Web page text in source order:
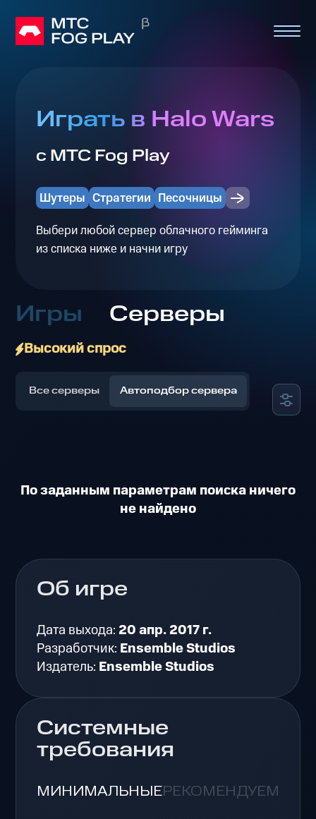
Играть в Halo Wars
с МТС Fog Play
Шутеры Стратегии Песочницы
Выбери любой сервер облачного гейминга
из списка ниже и начни игру
Игры Серверы
Высокий спрос
Все серверы Автоподбор сервера
По заданным параметрам поиска ничего
не найдено
Об игре
Дата выхода: 20 апр. 2017 г.
Разработчик: Ensemble Studios
Издатель: Ensemble Studios
Системные
требования
МИНИМАЛЬНЫЕРЕКОМЕНДУЕМЫЕ